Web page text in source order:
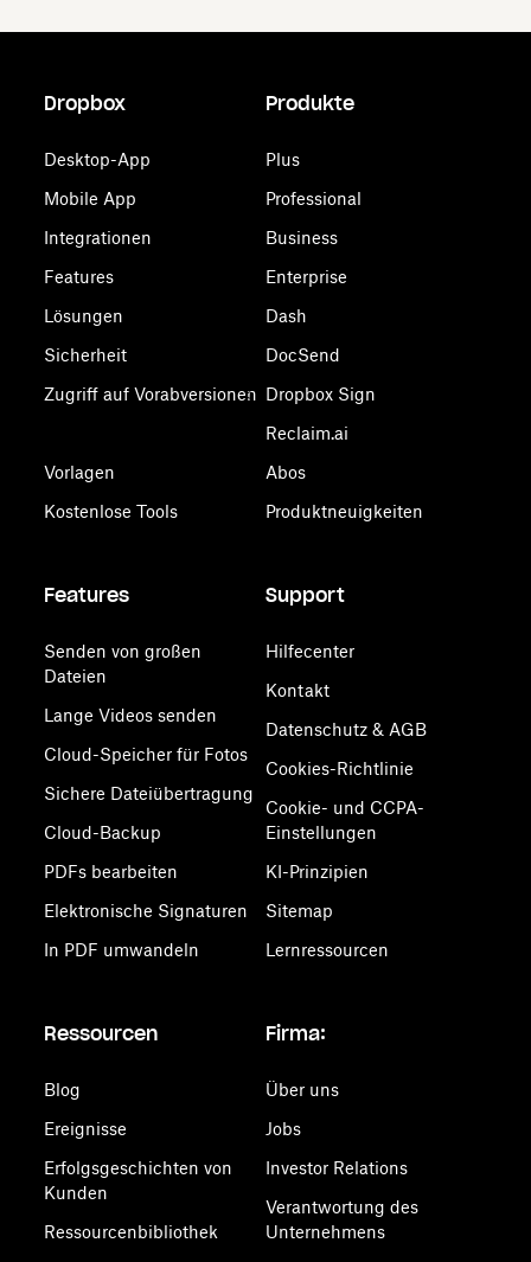
Dropbox
Desktop-App
Mobile App
Integrationen
Features
Lösungen
Sicherheit
Zugriff auf Vorabversionen
Vorlagen
Kostenlose Tools
Produkte
Plus
Professional
Business
Enterprise
Dash
DocSend
Dropbox Sign
Reclaim.ai
Abos
Produktneuigkeiten
Features
Senden von großen
Dateien
Lange Videos senden
Cloud-Speicher für Fotos
Sichere Dateiübertragung
Cloud-Backup
PDFs bearbeiten
Elektronische Signaturen
In PDF umwandeln
Support
Hilfecenter
Kontakt
Datenschutz & AGB
Cookies-Richtlinie
Cookie- und CCPA-
Einstellungen
KI-Prinzipien
Sitemap
Lernressourcen
Ressourcen
Blog
Ereignisse
Erfolgsgeschichten von
Kunden
Ressourcenbibliothek
Firma:
Über uns
Jobs
Investor Relations
Verantwortung des
Unternehmens